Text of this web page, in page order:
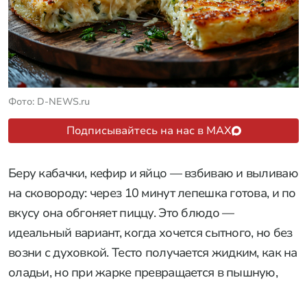
Фото: D-NEWS.ru
Подписывайтесь на нас в MAX
Беру кабачки, кефир и яйцо — взбиваю и выливаю
на сковороду: через 10 минут лепешка готова, и по
вкусу она обгоняет пиццу. Это блюдо —
идеальный вариант, когда хочется сытного, но без
возни с духовкой. Тесто получается жидким, как на
оладьи, но при жарке превращается в пышную,